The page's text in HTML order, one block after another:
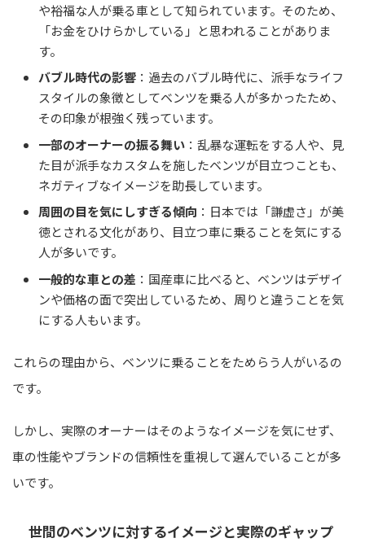
や裕福な人が乗る車として知られています。そのため、
「お金をひけらかしている」と思われることがありま
す。
バブル時代の影響 ：過去のバブル時代に、派手なライフ
スタイルの象徴としてベンツを乗る人が多かったため、
その印象が根強く残っています。
一部のオーナーの振る舞い ：乱暴な運転をする人や、見
た目が派手なカスタムを施したベンツが目立つことも、
ネガティブなイメージを助長しています。
周囲の目を気にしすぎる傾向 ：日本では「謙虚さ」が美
徳とされる文化があり、目立つ車に乗ることを気にする
人が多いです。
一般的な車との差 ：国産車に比べると、ベンツはデザイ
ンや価格の面で突出しているため、周りと違うことを気
にする人もいます。
これらの理由から、ベンツに乗ることをためらう人がいるの
です。
しかし、実際のオーナーはそのようなイメージを気にせず、
車の性能やブランドの信頼性を重視して選んでいることが多
いです。
世間のベンツに対するイメージと実際のギャップ